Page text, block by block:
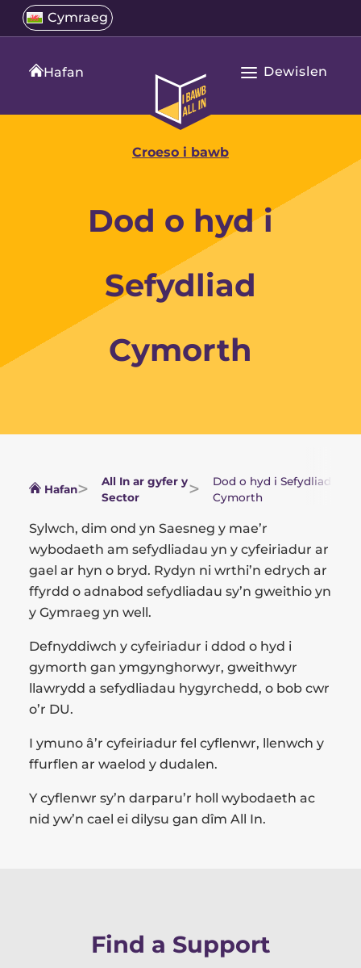
NeidioSelect
a
language
Cymraeg
Open
language
Hafan
Hafan
In
Agor
Dewislen
Croeso i bawb
Dod o hyd i
Sefydliad
Cymorth
Hafan
All In ar gyfer y
Sector
Dod o hyd i Sefydliad
Cymorth
Sylwch, dim ond yn Saesneg y mae’r
wybodaeth am sefydliadau yn y cyfeiriadur ar
gael ar hyn o bryd. Rydyn ni wrthi’n edrych ar
ffyrdd o adnabod sefydliadau sy’n gweithio yn
y Gymraeg yn well.
Defnyddiwch y cyfeiriadur i ddod o hyd i
gymorth gan ymgynghorwyr, gweithwyr
llawrydd a sefydliadau hygyrchedd, o bob cwr
o’r DU.
I ymuno â’r cyfeiriadur fel cyflenwr, llenwch y
ffurflen ar waelod y dudalen.
Y cyflenwr sy’n darparu’r holl wybodaeth ac
nid yw’n cael ei dilysu gan dîm All In.
Find a Support